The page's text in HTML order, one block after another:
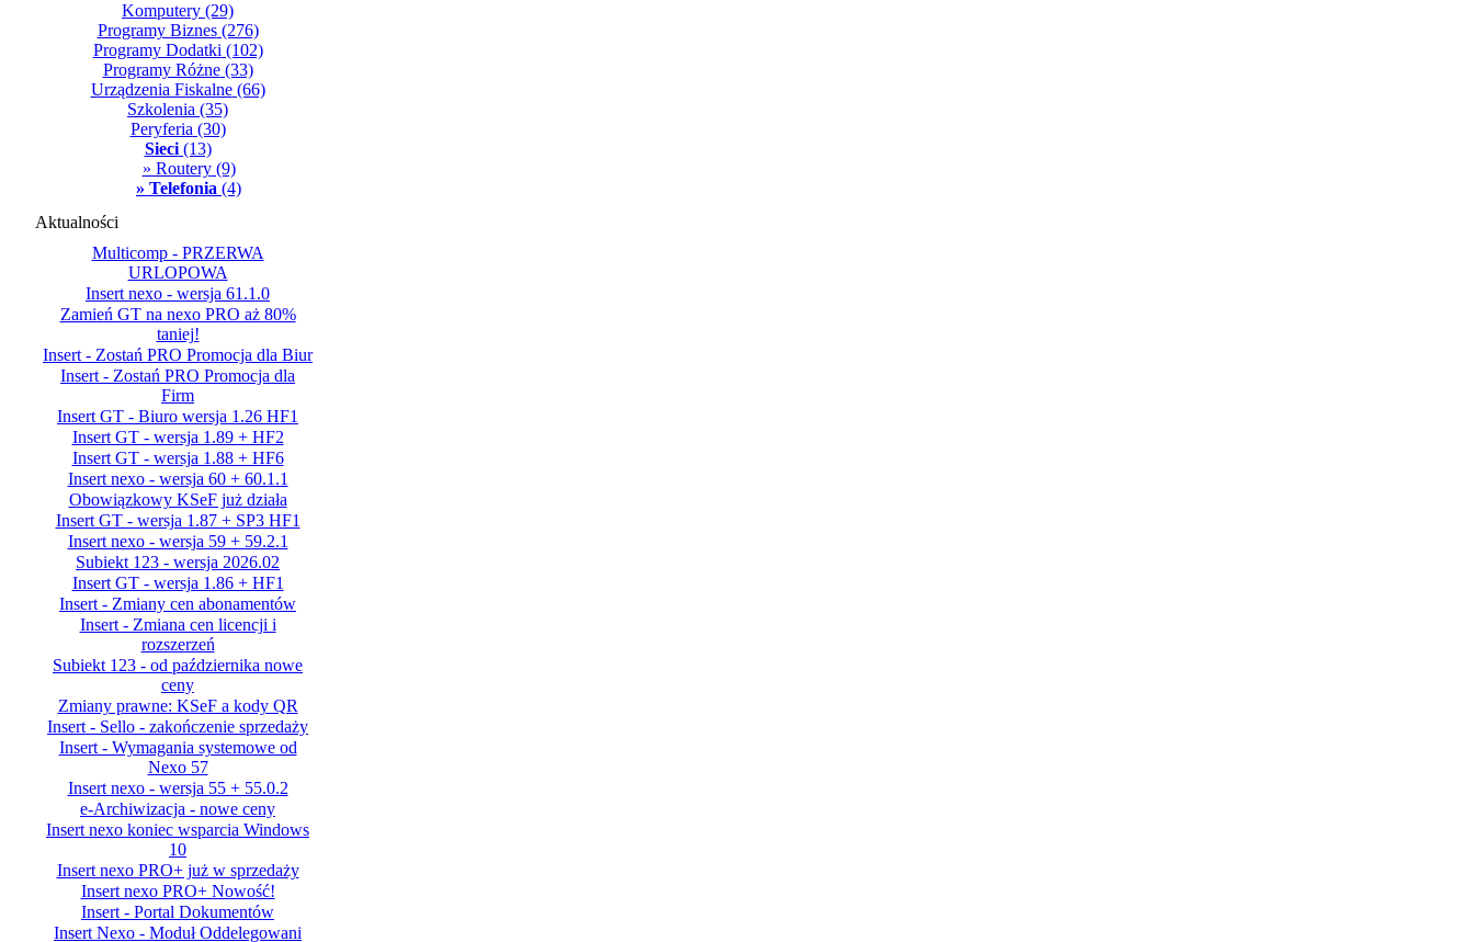
Komputery (29)
Programy Biznes(276)
Programy Dodatki (102)
Programy Różne(33)
Urządzenia Fiskalne(66)
Szkolenia (35)
Peryferia (30)
Sieci(13)
» Routery(9)
» Telefonia (4)
Aktualności
Multicomp - PRZERWA
URLOPOWA
Insert nexo - wersja 61.1.0
Zamień GT na nexo PRO aż 80%
taniej!
Insert - Zostań PRO Promocja dla Biur
Insert - Zostań PRO Promocja dla
Firm
Insert GT - Biuro wersja 1.26 HF1
Insert GT - wersja 1.89 + HF2
Insert GT - wersja 1.88 + HF6
Insert nexo - wersja 60 + 60.1.1
Obowiązkowy KSeF już działa
Insert GT - wersja 1.87 + SP3 HF1
Insert nexo - wersja 59 + 59.2.1
Subiekt 123 - wersja 2026.02
Insert GT - wersja 1.86 + HF1
Insert - Zmiany cen abonamentów
Insert - Zmiana cen licencji i
rozszerzeń
Subiekt 123 - od października nowe
ceny
Zmiany prawne: KSeF a kody QR
Insert - Sello - zakończenie sprzedaży
Insert - Wymagania systemowe od
Nexo 57
Insert nexo - wersja 55 + 55.0.2
e-Archiwizacja - nowe ceny
Insert nexo koniec wsparcia Windows
10
Insert nexo PRO+ już w sprzedaży
Insert nexo PRO+ Nowość!
Insert - Portal Dokumentów
Insert Nexo - Moduł Oddelegowani